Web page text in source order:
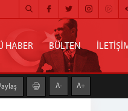
HABER BÜLTEN
A- A+